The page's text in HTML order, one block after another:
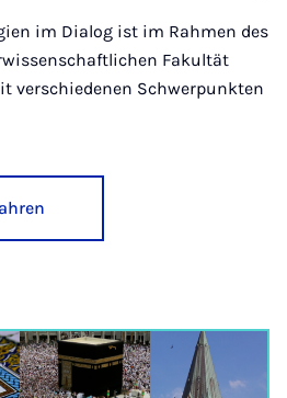
im Dialog ist im Rahmen des
Fakultät
verschiedenen Schwerpunkten